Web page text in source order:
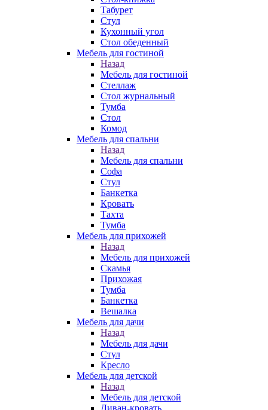
Табурет
Стул
Кухонный угол
Стол обеденный
Мебель для гостиной
Назад
Мебель для гостиной
Стеллаж
Стол журнальный
Тумба
Стол
Комод
Мебель для спальни
Назад
Мебель для спальни
Софа
Стул
Банкетка
Кровать
Тахта
Тумба
Мебель для прихожей
Назад
Мебель для прихожей
Скамья
Прихожая
Тумба
Банкетка
Вешалка
Мебель для дачи
Назад
Мебель для дачи
Стул
Кресло
Мебель для детской
Назад
Мебель для детской
Диван-кровать